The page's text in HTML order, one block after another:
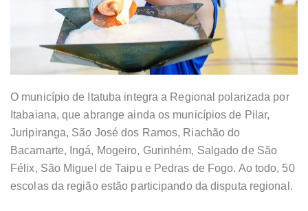
O município de Itatuba integra a Regional polarizada por
Itabaiana, que abrange ainda os municípios de Pilar,
Juripiranga, São José dos Ramos, Riachão do
Bacamarte, Ingá, Mogeiro, Gurinhém, Salgado de São
Félix, São Miguel de Taipu e Pedras de Fogo. Ao todo, 50
escolas da região estão participando da disputa regional.